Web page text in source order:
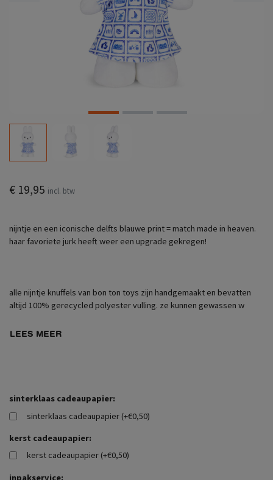
€ 19,95 incl. btw
nijntje en een iconische delfts blauwe print = match made in heaven.
haar favoriete jurk heeft weer een upgrade gekregen!
alle nijntje knuffels van bon ton toys zijn handgemaakt en bevatten
altijd 100% gerecycled polyester vulling. ze kunnen gewassen w
LEES MEER
sinterklaas cadeaupapier:
sinterklaas cadeaupapier (+€0,50)
kerst cadeaupapier:
kerst cadeaupapier (+€0,50)
inpakservice: